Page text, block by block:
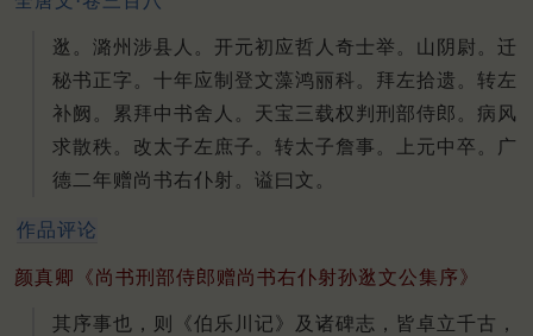
逖。潞州涉县人。开元初应哲人奇士举。山阴尉。迁
秘书正字。十年应制登文藻鸿丽科。拜左拾遗。转左
补阙。累拜中书舍人。天宝三载权判刑部侍郎。病风
求散秩。改太子左庶子。转太子詹事。上元中卒。广
德二年赠尚书右仆射。谥曰文。
作品评论
颜真卿《尚书刑部侍郎赠尚书右仆射孙逖文公集序》
其序事也，则《伯乐川记》及诸碑志，皆卓立千古，